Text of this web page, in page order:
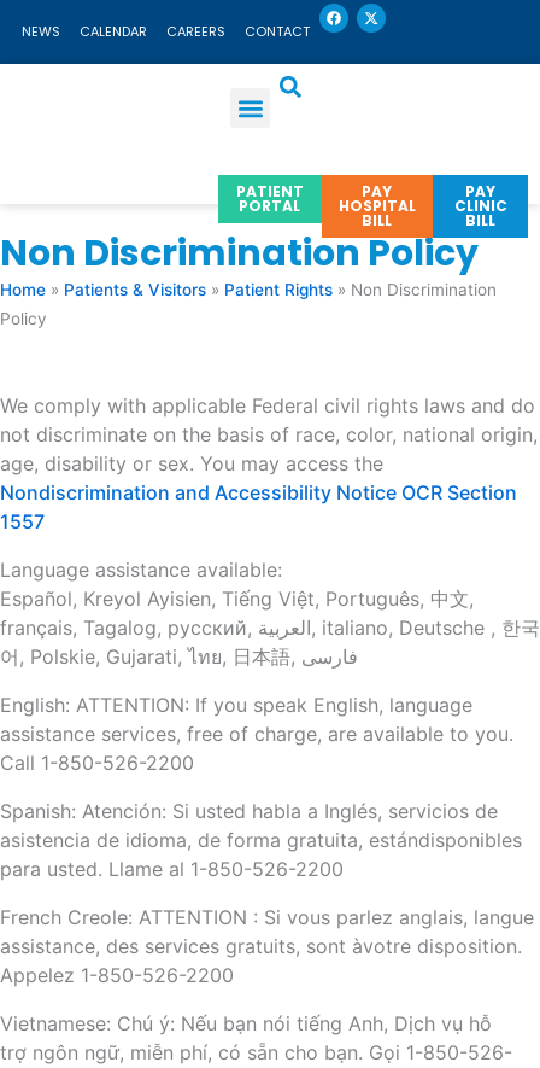
content
NEWS CALENDAR CAREERS CONTACT
F
a
c
b
X
-
t
i
PATIENT
PORTAL
PAY
HOSPITAL
BILL
PAY
CLINIC
BILL
Non Discrimination Policy
Home » Patients & Visitors » Patient Rights » Non Discrimination
Policy
We comply with applicable Federal civil rights laws and do
not discriminate on the basis of race, color, national origin,
age, disability or sex. You may access the
Nondiscrimination and Accessibility Notice OCR Section
1557
Language assistance available:
Español, Kreyol Ayisien, Tiếng Việt, Português, 中文,
français, Tagalog, русский, العربية, italiano, Deutsche , 한국
어, Polskie, Gujarati, ไทย, 日本語, فارسی
English: ATTENTION: If you speak English, language
assistance services, free of charge, are available to you.
Call 1-850-526-2200
Spanish: Atención: Si usted habla a Inglés, servicios de
asistencia de idioma, de forma gratuita, estándisponibles
para usted. Llame al 1-850-526-2200
French Creole: ATTENTION : Si vous parlez anglais, langue
assistance, des services gratuits, sont àvotre disposition.
Appelez 1-850-526-2200
Vietnamese: Chú ý: Nếu bạn nói tiếng Anh, Dịch vụ hỗ
trợ ngôn ngữ, miễn phí, có sẵn cho bạn. Gọi 1-850-526-